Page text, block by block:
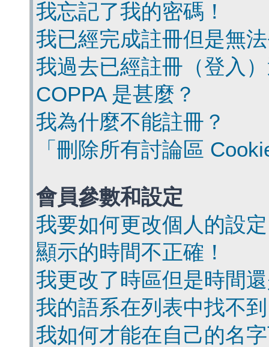
我忘記了我的密碼！
我已經完成註冊但是無
我過去已經註冊（登入
COPPA 是甚麼？
我為什麼不能註冊？
「刪除所有討論區
會員參數和設定
我要如何更改個人的設
顯示的時間不正確！
我更改了時區但是時間
我的語系在列表中找不
我如何才能在自己的名